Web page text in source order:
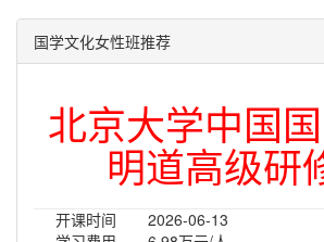
国学文化女性班推荐
北京大学中国
明道高级研
开课时间
2026-06-13